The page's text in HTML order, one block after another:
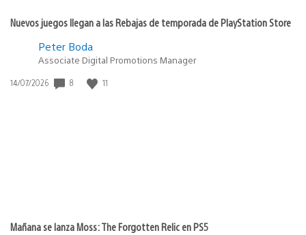
Nuevos juegos llegan a las Rebajas de temporada de PlayStation Store
Peter Boda
Associate Digital Promotions Manager
Fecha
14/07/2026 8 11
Mañana se lanza Moss: The Forgotten Relic en PS5